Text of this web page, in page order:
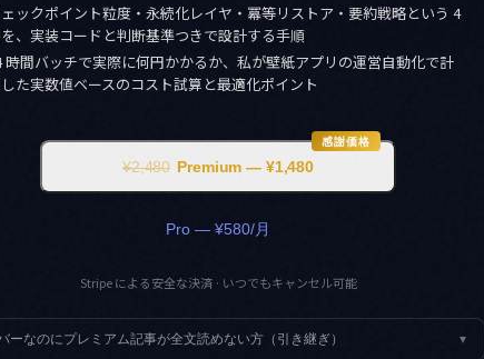
ックポイント粒度・永続化レイヤ・冪等リストア・要約戦略という 4
、実装コードと判断基準つきで設計する手順
時間バッチで実際に何円かかるか、私が壁紙アプリの運営自動化で計
た実数値ベースのコスト試算と最適化ポイント
感謝価格
¥2,480 Premium — ¥1,480
Pro — ¥580/月
Stripe による安全な決済 · いつでもキャンセル可能
ーなのにプレミアム記事が全文読めない方（引き継ぎ） ▾